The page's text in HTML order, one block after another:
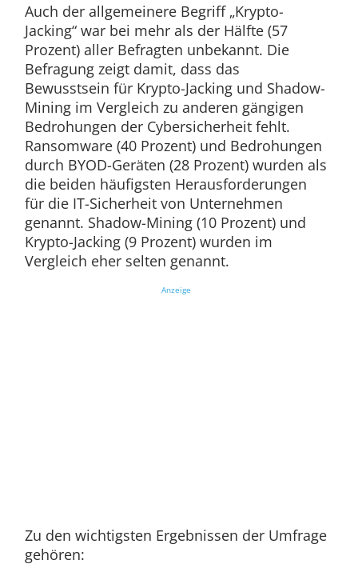
Auch der allgemeinere Begriff „Krypto-
Jacking“ war bei mehr als der Hälfte (57
Prozent) aller Befragten unbekannt. Die
Befragung zeigt damit, dass das
Bewusstsein für Krypto-Jacking und Shadow-
Mining im Vergleich zu anderen gängigen
Bedrohungen der Cybersicherheit fehlt.
Ransomware (40 Prozent) und Bedrohungen
durch BYOD-Geräten (28 Prozent) wurden als
die beiden häufigsten Herausforderungen
für die IT-Sicherheit von Unternehmen
genannt. Shadow-Mining (10 Prozent) und
Krypto-Jacking (9 Prozent) wurden im
Vergleich eher selten genannt.
Anzeige
Zu den wichtigsten Ergebnissen der Umfrage
gehören: